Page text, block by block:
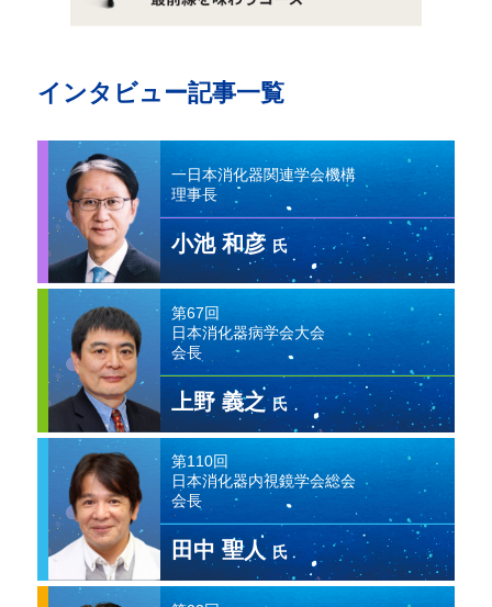
インタビュー記事一覧
一日本消化器関連学会機構
理事長
小池 和彦 氏
第67回
日本消化器病学会大会
会長
上野 義之 氏
第110回
日本消化器内視鏡学会総会
会長
田中 聖人 氏